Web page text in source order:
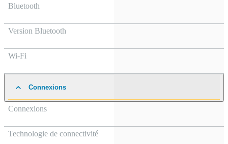
Bluetooth
Version Bluetooth
Wi-Fi
Connexions
Connexions
Technologie de connectivité